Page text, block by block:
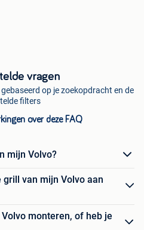
vragen
op je zoekopdracht en de
filters
over deze FAQ
mijn Volvo?
van mijn Volvo aan
monteren, of heb je